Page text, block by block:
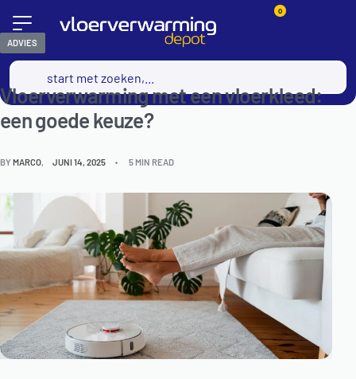
0
ADVIES
Vloerverwarming met een vloerkleed:
een goede keuze?
BYMARCO JUNI 14, 2025 5 MIN READ